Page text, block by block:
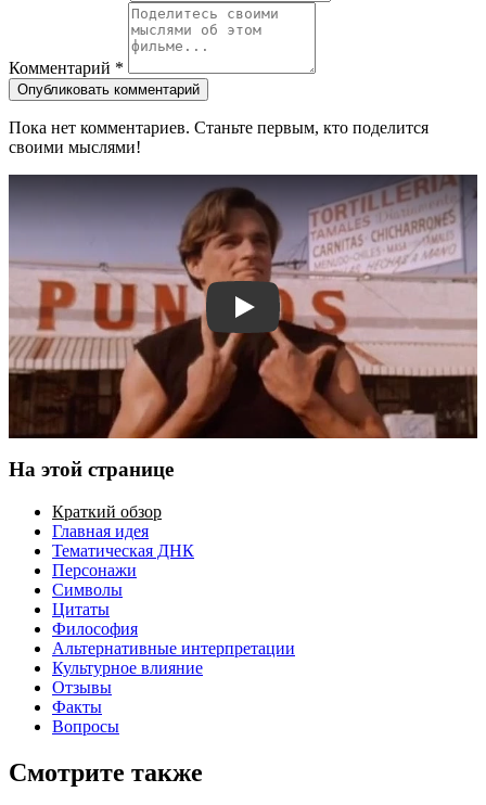
Комментарий *
Опубликовать комментарий
Пока нет комментариев. Станьте первым, кто поделится
своими мыслями!
Смотреть трейлер
На этой странице
Краткий обзор
Главная идея
Тематическая ДНК
Персонажи
Символы
Цитаты
Философия
Альтернативные интерпретации
Культурное влияние
Отзывы
Факты
Вопросы
Смотрите также